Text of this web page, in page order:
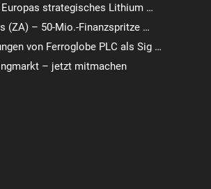
strategisches Lithium …
(ZA) – 50-Mio.-Finanzspritze …
von Ferroglobe PLC als Sig …
– jetzt mitmachen